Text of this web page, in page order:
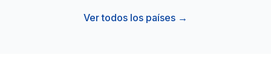
Ver todos los países →